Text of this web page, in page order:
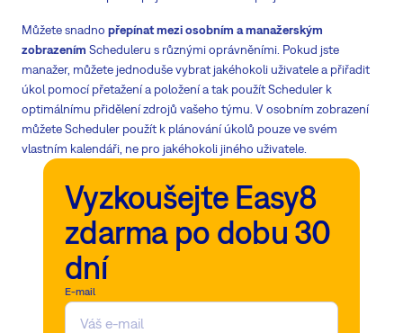
Můžete snadno přepínat mezi osobním a manažerským
zobrazením Scheduleru s různými oprávněními. Pokud jste
manažer, můžete jednoduše vybrat jakéhokoli uživatele a přiřadit
úkol pomocí přetažení a položení a tak použít Scheduler k
optimálnímu přidělení zdrojů vašeho týmu. V osobním zobrazení
můžete Scheduler použít k plánování úkolů pouze ve svém
vlastním kalendáři, ne pro jakéhokoli jiného uživatele.
Vyzkoušejte Easy8
zdarma po dobu 30
dní
E-mail